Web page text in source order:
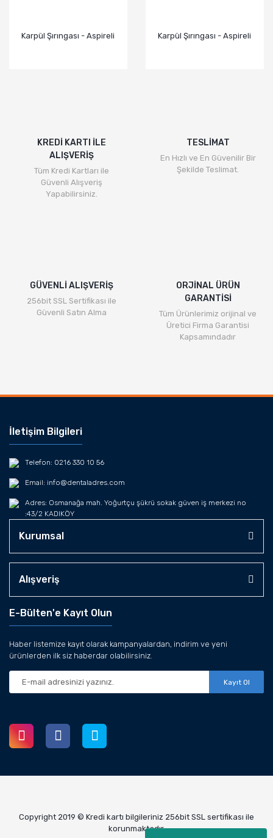
Karpül Şırıngası - Aspireli Karpül Şırıngası - Aspireli
KREDİ KARTI İLE
ALIŞVERİŞ
Tüm Kredi Kartları ile
Güvenli Alışveriş
Yapabilirsiniz.
TESLİMAT
En Hızlı ve En Güvenilir Bir
Şekilde Teslimat.
GÜVENLİ ALIŞVERİŞ
256bit SSL Sertifikası ile
Güvenli Satın Alma
ORJİNAL ÜRÜN
GARANTİSİ
Tüm Ürünlerimiz orijinal ve
Üretici Firma Garantisi
Kapsamındadır
İletişim Bilgileri
Telefon: 0216 330 10 56
Email: info@dentaladres.com
Adres: Osmanağa mah. Yoğurtçu şükrü sokak güven iş merkezi no
:43/2 KADIKÖY
Kurumsal
Alışveriş
E-Bülten'e Kayıt Olun
Haber listemize kayıt olarak kampanyalardan, indirim ve yeni
ürünlerden ilk siz haberdar olabilirsiniz.
Kayıt Ol
Copyright 2019 © Kredi kartı bilgileriniz 256bit SSL sertifikası ile
korunmaktadır.